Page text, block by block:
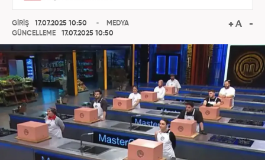
GİRİŞ
17.07.2025 10:50
GÜNCELLEME
17.07.2025 10:50
MEDYA